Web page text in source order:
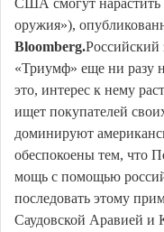
оружия​​​​​»),
Bloomberg.Российский
«Триумф» еще ни разу
это, интерес к нему
ищет покупателей
доминируют
обеспокоены тем, что
мощь с помощью
последовать этому
Саудовской Аравией и